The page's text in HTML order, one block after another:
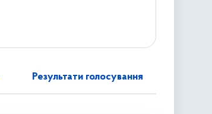
Результати голосування